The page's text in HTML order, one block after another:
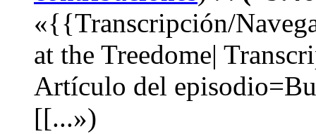
«{{Transcripción/
at the Treedome|
Artículo del
[[...»)